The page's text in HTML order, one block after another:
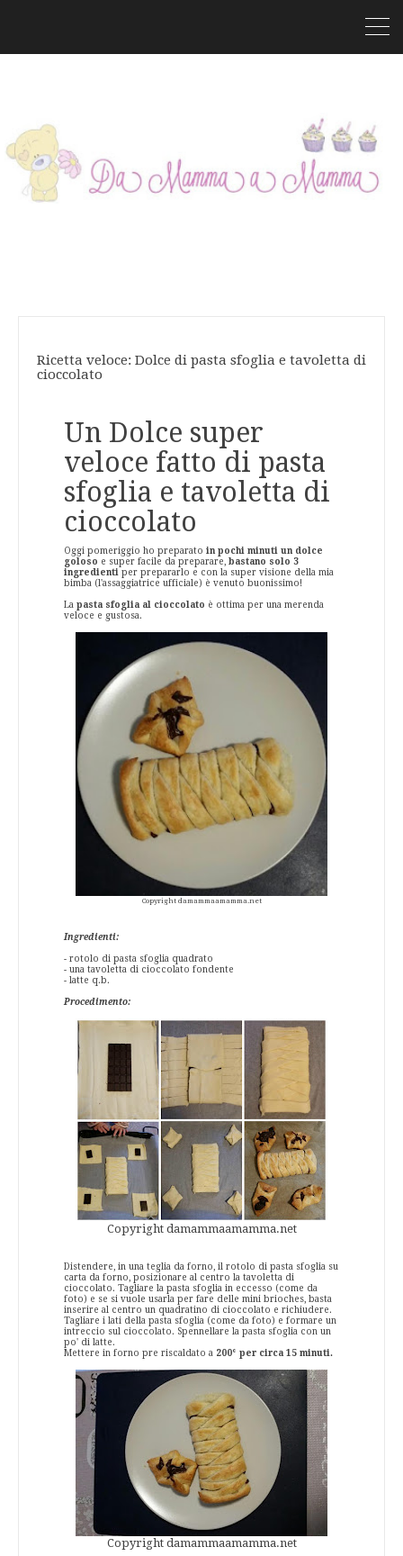
Ricetta veloce: Dolce di pasta sfoglia e tavoletta di
cioccolato
Un Dolce super
veloce fatto di pasta
sfoglia e tavoletta di
cioccolato
Oggi pomeriggio ho preparato in pochi minuti un dolce
goloso e super facile da preparare, bastano solo 3
ingredienti per prepararlo e con la super visione della mia
bimba (l'assaggiatrice ufficiale) è venuto buonissimo!
La pasta sfoglia al cioccolato è ottima per una merenda
veloce e gustosa.
Copyright damammaamamma.net
Ingredienti:
- rotolo di pasta sfoglia quadrato
- una tavoletta di cioccolato fondente
- latte q.b.
Procedimento:
Copyright damammaamamma.net
Distendere, in una teglia da forno, il rotolo di pasta sfoglia su
carta da forno, posizionare al centro la tavoletta di
cioccolato. Tagliare la pasta sfoglia in eccesso (come da
foto) e se si vuole usarla per fare delle mini brioches, basta
inserire al centro un quadratino di cioccolato e richiudere.
Tagliare i lati della pasta sfoglia (come da foto) e formare un
intreccio sul cioccolato. Spennellare la pasta sfoglia con un
po' di latte.
Mettere in forno pre riscaldato a 200° per circa 15 minuti.
Copyright damammaamamma.net